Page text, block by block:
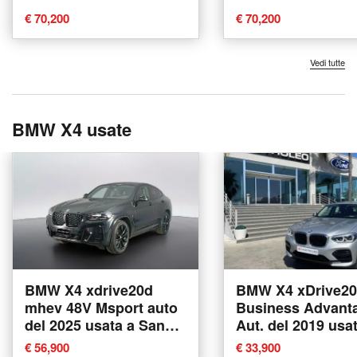
€ 70,200 € 70,200
Vedi tutte
BMW X4 usate
BMW X4 xdrive20d
mhev 48V Msport auto
del 2025 usata a San
Benedetto del Tronto
€ 56,900
BMW X4
Business
Aut. del 2019
Tricase
€ 33,900